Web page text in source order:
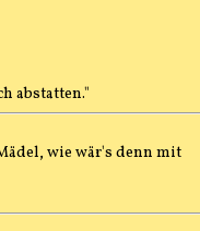
abstatten."
wie wär's denn mit